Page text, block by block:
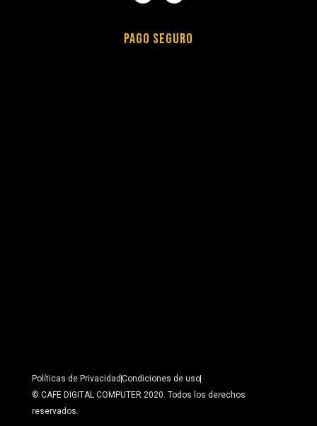
PAGO SEGURO
Políticas de Privacidad Condiciones de uso
© CAFE DIGITAL COMPUTER 2020. Todos los derechos
reservados.